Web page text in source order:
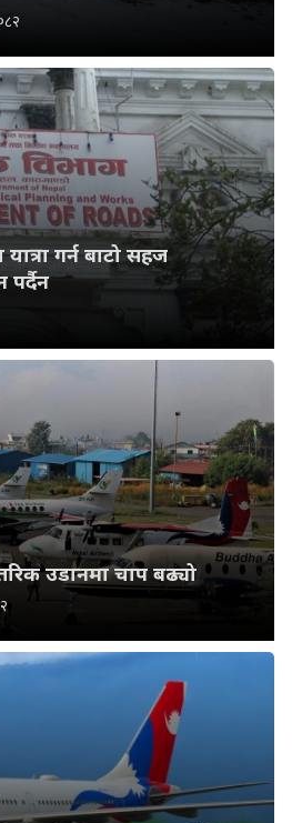
गर्न बाटो सहज
पर्दैन
उडानमा चाप बढ्यो